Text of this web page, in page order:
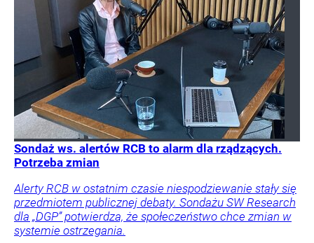
Sondaż ws. alertów RCB to alarm dla rządzących.
Potrzeba zmian
Alerty RCB w ostatnim czasie niespodziewanie stały się
przedmiotem publicznej debaty. Sondażu SW Research
dla „DGP” potwierdza, że społeczeństwo chce zmian w
systemie ostrzegania.